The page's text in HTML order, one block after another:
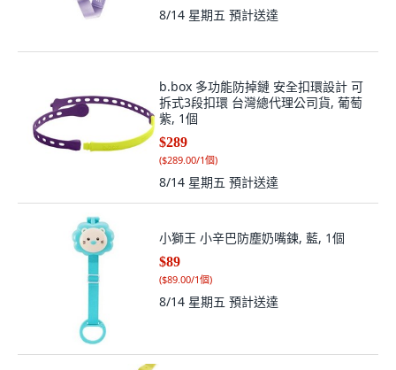
8/14 星期五 預計送達
b.box 多功能防掉鏈 安全扣環設計 可
拆式3段扣環 台灣總代理公司貨, 葡萄
紫, 1個
$289
($289.00/1個)
8/14 星期五 預計送達
小獅王 小辛巴防塵奶嘴鍊, 藍, 1個
$89
($89.00/1個)
8/14 星期五 預計送達